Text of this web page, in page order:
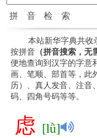
拼音检索
本站新华字典共收
按拼音（拼音搜索，无
便地查询到汉字的字意
画、笔顺、部首等，此
历）、真人发音、注音
码、四角号码等等。
虑 [lǜ]